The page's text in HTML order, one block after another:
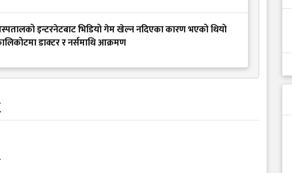
इन्टरनेटबाट भिडियो गेम खेल्न नदिएका कारण भएको थियो
डाक्टर र नर्समाथि आक्रमण